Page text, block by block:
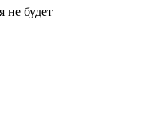
не будет